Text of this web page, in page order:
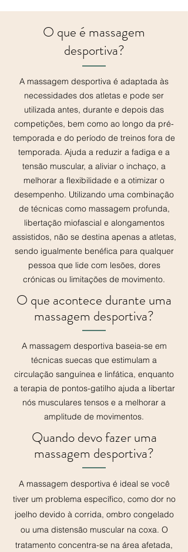
O que é massagem
desportiva?
A massagem desportiva é adaptada às
necessidades dos atletas e pode ser
utilizada antes, durante e depois das
competições, bem como ao longo da pré-
temporada e do período de treinos fora de
temporada. Ajuda a reduzir a fadiga e a
tensão muscular, a aliviar o inchaço, a
melhorar a flexibilidade e a otimizar o
desempenho. Utilizando uma combinação
de técnicas como massagem profunda,
libertação miofascial e alongamentos
assistidos, não se destina apenas a atletas,
sendo igualmente benéfica para qualquer
pessoa que lide com lesões, dores
crónicas ou limitações de movimento.
O que acontece durante uma
massagem desportiva?
A massagem desportiva baseia-se em
técnicas suecas que estimulam a
circulação sanguínea e linfática, enquanto
a terapia de pontos-gatilho ajuda a libertar
nós musculares tensos e a melhorar a
amplitude de movimentos.
Quando devo fazer uma
massagem desportiva?
A massagem desportiva é ideal se você
tiver um problema específico, como dor no
joelho devido à corrida, ombro congelado
ou uma distensão muscular na coxa. O
tratamento concentra-se na área afetada,